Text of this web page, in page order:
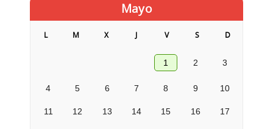
Mayo
L M X J V S D
1 2 3
4 5 6 7 8 9 10
11 12 13 14 15 16 17